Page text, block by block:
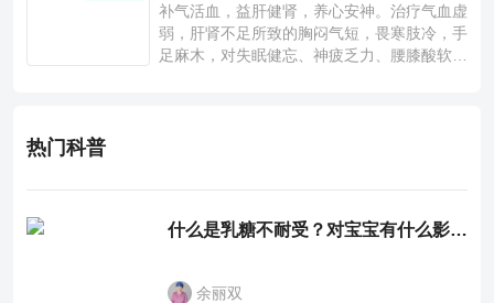
补气活血，益肝健肾，养心安神。治疗气血虚
弱，肝肾不足所致的胸闷气短，畏寒肢冷，手
足麻木，对失眠健忘、神疲乏力、腰膝酸软也
热门科普
什么是乳糖不耐受？对宝宝有什么影响？
余丽双